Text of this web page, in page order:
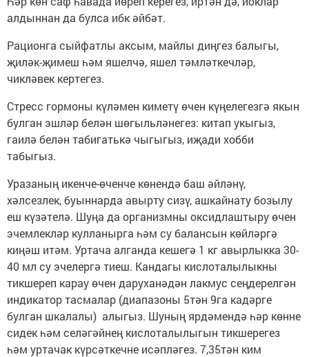
алдыннан да булса ибк әйбәт.
Рационга сыйфатлы аксым, майлы диңгез балыгы,
җиләк-җимеш һәм яшелчә, яшел тәмләткечләр,
чикләвек кертегез.
Стресс гормоны күләмен киметү өчен күңелегезгә якын
булган эшләр белән шөгыльләнегез: китап укыгыз,
гаилә белән табигатькә чыгыгыз, иҗади хобби
табыгыз.
Уразаның икенче-өченче көнендә баш әйләнү,
хәлсезлек, буыннарда авырту сизү, ашкайнату бозылу
еш күзәтелә. Шуңа да организмны оксидлаштыру өчен
эчемлекләр кулланырга һәм су балансын көйләргә
киңәш итәм. Уртача алганда кешегә 1 кг авырлыкка 30-
40 мл су эчелергә тиеш. Кандагы кислоталылыкны
тикшереп карау өчен даруханәдән лакмус сеңдерелгән
индикатор тасмалар (диапазоны 5тән 9га кадәрге
булган шкалалы) алыгыз. Шуның ярдәмендә һәр көнне
сидек һәм селәгәйнең кислоталылыгын тикшерегез
һәм уртачак күрсәткечне исәпләгез. 7,35тән ким